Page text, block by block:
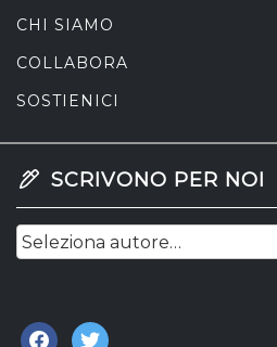
CHI SIAMO
COLLABORA
SOSTIENICI
SCRIVONO PER NOI
facebook
twitter